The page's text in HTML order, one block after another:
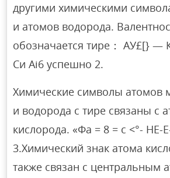
другими химическими
и атомов водорода.
обозначается тире： АУ£[} —
Си Ai6 успешно 2.
Химические символы атомов
и водорода с тире связаны с
кислорода. «Φa = 8 = c <°- НЕ-
3.Химический знак атома
также связан с центральным